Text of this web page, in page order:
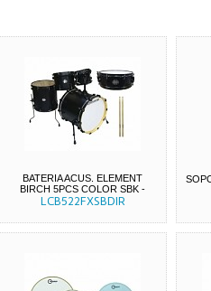
BATERIA ACUS. ELEMENT
BIRCH 5PCS COLOR SBK -
LCB522FXSBDIR